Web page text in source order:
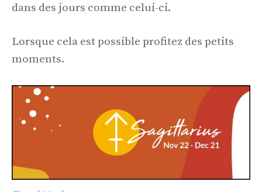
dans des jours comme celui-ci.
Lorsque cela est possible profitez des petits
moments.